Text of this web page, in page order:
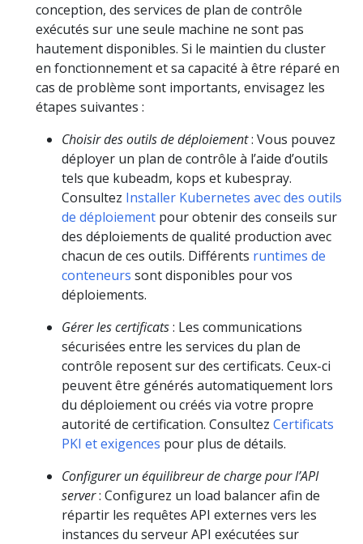
conception, des services de plan de contrôle
exécutés sur une seule machine ne sont pas
hautement disponibles. Si le maintien du cluster
en fonctionnement et sa capacité à être réparé en
cas de problème sont importants, envisagez les
étapes suivantes :
Choisir des outils de déploiement: Vous pouvez
déployer un plan de contrôle à l’aide d’outils
tels que kubeadm, kops et kubespray.
Consultez Installer Kubernetes avec des outils
de déploiement pour obtenir des conseils sur
des déploiements de qualité production avec
chacun de ces outils. Différents runtimes de
conteneurs sont disponibles pour vos
déploiements.
Gérer les certificats: Les communications
sécurisées entre les services du plan de
contrôle reposent sur des certificats. Ceux-ci
peuvent être générés automatiquement lors
du déploiement ou créés via votre propre
autorité de certification. Consultez Certificats
PKI et exigences pour plus de détails.
Configurer un équilibreur de charge pour l’API
server: Configurez un load balancer afin de
répartir les requêtes API externes vers les
instances du serveur API exécutées sur